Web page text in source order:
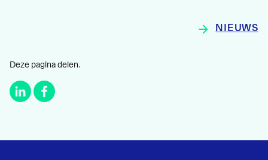
NIEUWS
Deze pagina delen.